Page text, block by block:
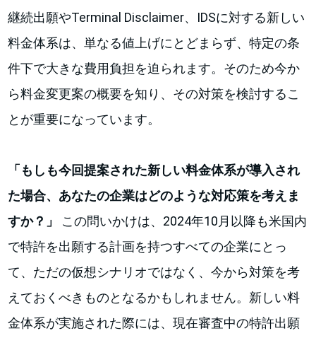
継続出願やTerminal Disclaimer、IDSに対する新しい
料金体系は、単なる値上げにとどまらず、特定の条
件下で大きな費用負担を迫られます。そのため今か
ら料金変更案の概要を知り、その対策を検討するこ
とが重要になっています。
「もしも今回提案された新しい料金体系が導入され
た場合、あなたの企業はどのような対応策を考えま
すか？」
この問いかけは、2024年10月以降も米国内
で特許を出願する計画を持つすべての企業にとっ
て、ただの仮想シナリオではなく、今から対策を考
えておくべきものとなるかもしれません。新しい料
金体系が実施された際には、現在審査中の特許出願